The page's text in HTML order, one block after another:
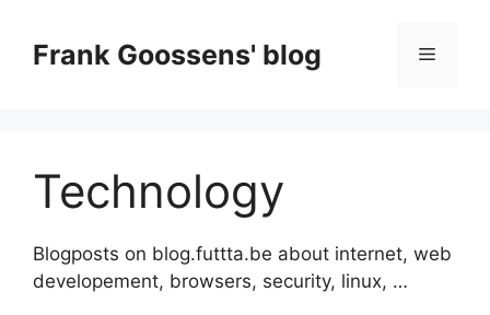
contentFrank Goossens' blog Menu
Technology
Blogposts on blog.futtta.be about internet, web
developement, browsers, security, linux, …